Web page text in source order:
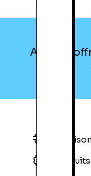
Aucune